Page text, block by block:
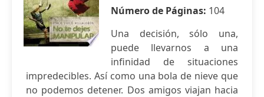
Número de Páginas: 104
Una decisión, sólo una,
puede llevarnos a una
infinidad de situaciones
impredecibles. Así como una bola de nieve que
no podemos detener. Dos amigos viajan hacia